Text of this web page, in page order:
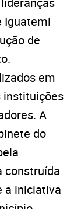
Iguatemi
de
em
instituições
A
do
construída
a iniciativa